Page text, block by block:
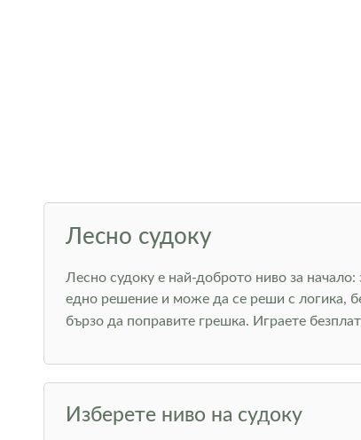
Лесно судоку
Лесно судоку е най-доброто ниво за
едно решение и може да се реши с логика,
бързо да поправите грешка. Играете
Изберете ниво на судоку